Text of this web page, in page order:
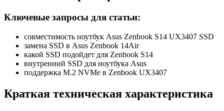
Ключевые запросы для статьи:
совместимость ноутбук Asus Zenbook S14 UX3407 SSD
замена SSD в Asus Zenbook 14Air
какой SSD подойдет для Zenbook S14
внутренний SSD для ноутбука Asus
поддержка M.2 NVMe в Zenbook UX3407
Краткая техническая характеристика